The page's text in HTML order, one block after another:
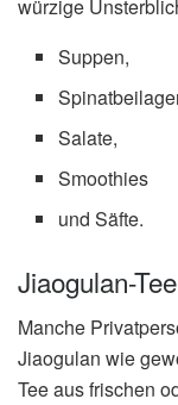
würzige
Suppen,
Salate,
Smoothies
und Säfte.
Jiaogulan-
Manche
Jiaogulan wie
Tee aus frischen